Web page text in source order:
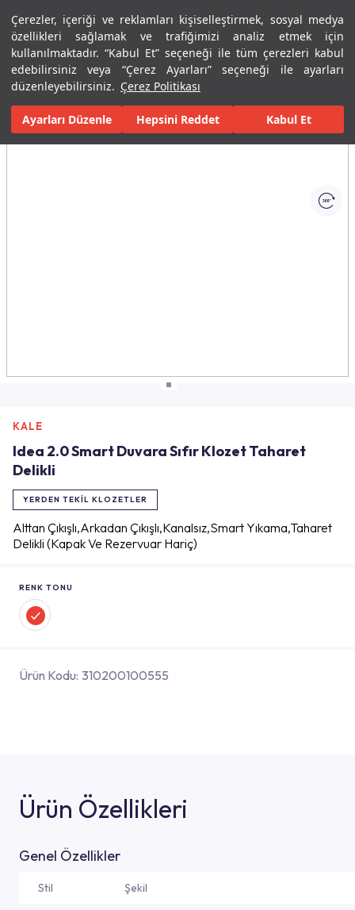
Çerezler, içeriği ve reklamları kişiselleştirmek, sosyal medya
özellikleri sağlamak ve trafiğimizi analiz etmek için
kullanılmaktadır. “Kabul Et” seçeneği ile tüm çerezleri kabul
edebilirsiniz veya “Çerez Ayarları” seçeneği ile ayarları
düzenleyebilirsiniz. Çerez Politikası
Ayarları Düzenle Hepsini Reddet Kabul Et
Menü Menü
Ana Sayfa Banyolar Seramik Banyo Ürünleri Klozetler
Tüm Görseller(1)
KALE
Idea 2.0 Smart Duvara Sıfır Klozet Taharet
Delikli
YERDEN TEKIL KLOZETLER
Alttan Çıkışlı,Arkadan Çıkışlı,Kanalsız,Smart Yıkama,Taharet
Delikli (Kapak Ve Rezervuar Hariç)
RENK TONU
Ürün Kodu: 310200100555
Ürün Özellikleri
Genel Özellikler
Stil Şekil